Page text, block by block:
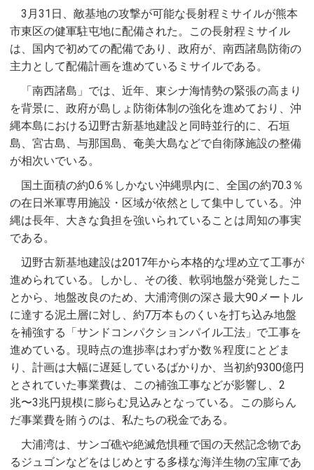
3月31日、敵基地の攻撃が可能な長射程ミサイルが熊本
市東区の健軍駐屯地に配備された。この長射程ミサイル
は、国内で初めての配備であり、政府が、南西諸島防衛の
主力として配備計画を進めているミサイルである。
「南西諸島」では、近年、東シナ海情勢の緊張の高まり
を背景に、政府が島しょ防衛体制の強化を進めており、沖
縄本島における辺野古新基地建設と同時並行的に、石垣
島、宮古島、与那国島、奄美大島などで自衛隊施設の整備
が相次いでいる。
国土面積の約0.6％しかない沖縄県内に、全国の約70.3％
の在日米軍専用施設・区域が依然として集中している。沖
縄は長年、大きな負担を強いられていることは周知の事実
である。
辺野古新基地建設は2017年から本格的な埋め立て工事が
進められている。しかし、その後、軟弱地盤が発覚したこ
とから、地盤改良のため、大浦湾側の深さ最大90メートル
に達する泥土層に対し、約7万本ものくいを打ち込み地盤
を補強する「サンドコンパクションパイル工法」で工事を
進めている。現時点の進捗率はわずか数％程度にとどま
り、計画は大幅に遅延しているばかりか、当初約9300億円
とされていた事業費は、この補強工事などが影響し、2
兆〜3兆円規模に膨らむ見込みとなっている。この膨らん
だ事業費を賄うのは、私たちの税金である。
大浦湾は、サンゴ礁や絶滅危惧種で国の天然記念物であ
るジュゴンなどをはじめとする多様な海洋生物の宝庫であ